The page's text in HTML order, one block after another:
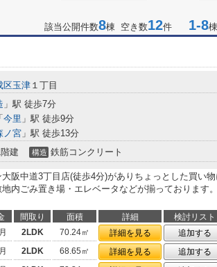
該当公開件数8棟 空き数12件 1-8
区玉津 １丁目
」駅 徒歩7分
「 今里 」駅 徒歩9分
ノ宮 」駅 徒歩13分
建 構造 鉄筋コンクリート
阪中道3丁目店(徒歩4分)がありちょっとした買い物
内ごみ置き場・エレベータなどが揃っております
間取り 面積 詳細
検討リスト
2LDK 70.24㎡ 詳細を見る
追加する
2LDK 68.65㎡ 詳細を見る
追加する